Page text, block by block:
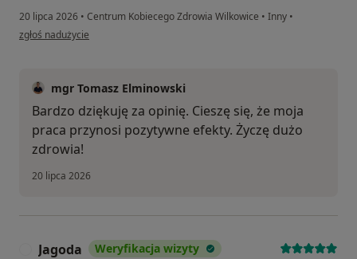
20 lipca 2026 • Centrum Kobiecego Zdrowia Wilkowice • Inny •
w opinii użytkownika Daria
zgłoś nadużycie
mgr Tomasz Elminowski
Bardzo dziękuję za opinię. Cieszę się, że moja
praca przynosi pozytywne efekty. Życzę dużo
zdrowia!
20 lipca 2026
Jagoda Weryfikacja wizyty